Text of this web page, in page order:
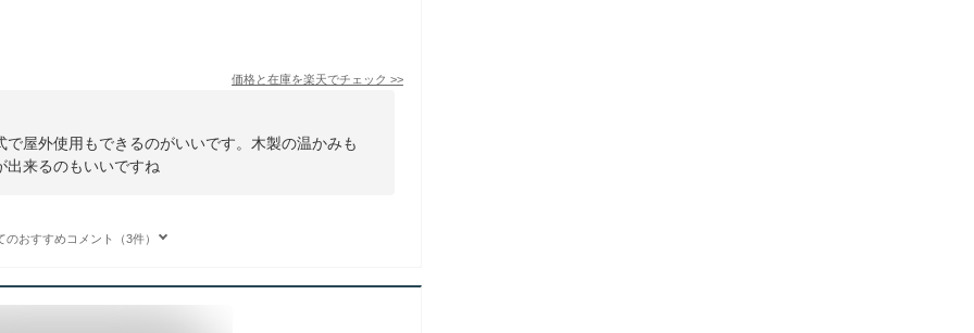
価格と在庫を楽天でチェック >>
屋外使用もできるのがいいです。木製の温かみも
出来るのもいいですね
のおすすめコメント（3件）